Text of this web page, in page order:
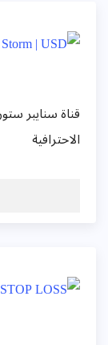
الاحترافية